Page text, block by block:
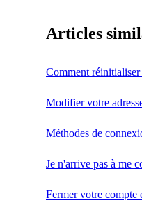
Articles
Comment
Modifier votre
Méthodes de
Je n'arrive pas à me
Fermer votre compte